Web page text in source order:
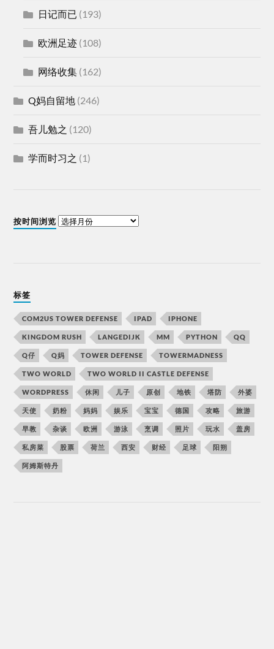
日记而已 (193)
欧洲足迹 (108)
网络收集 (162)
Q妈自留地 (246)
吾儿勉之 (120)
学而时习之 (1)
按时间浏览
标签
COM2US TOWER DEFENSE IPAD IPHONE
KINGDOM RUSH LANGEDIJK MM PYTHON QQ
Q仔 Q妈 TOWER DEFENSE TOWERMADNESS
TWO WORLD TWO WORLD II CASTLE DEFENSE
WORDPRESS 休闲 儿子 原创 地铁 塔防 外婆
天使 奶粉 妈妈 娱乐 宝宝 德国 攻略 旅游
早教 杂谈 欧洲 游泳 烹调 照片 玩水 盖房
私房菜 股票 荷兰 西安 财经 足球 阳朔
阿姆斯特丹